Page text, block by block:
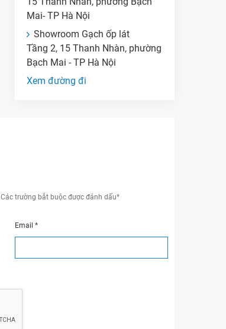
Mai- TP Hà Nội
Showroom Gạch ốp lát
Tầng 2, 15 Thanh Nhàn, phường
Bạch Mai - TP Hà Nội
Xem đường đi
Các trường bắt buộc được đánh dấu*
Email *